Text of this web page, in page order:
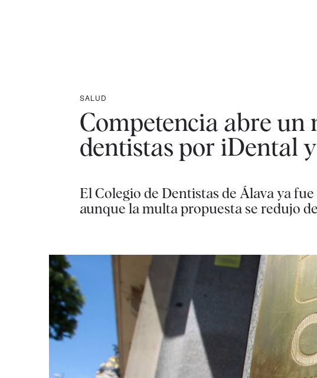
SALUD
Competencia abre un
dentistas por iDental
El Colegio de Dentistas de Álava ya
aunque la multa propuesta se redujo